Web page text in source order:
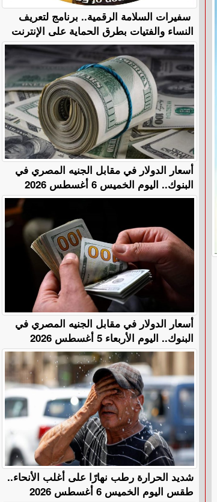
سفيرات السلامة الرقمية.. برنامج لتعريف
النساء والفتيات بطرق الحماية على الإنترنت
أسعار الدولار في مقابل الجنيه المصري في
البنوك.. اليوم الخميس 6 أغسطس 2026
أسعار الدولار في مقابل الجنيه المصري في
البنوك.. اليوم الأربعاء 5 أغسطس 2026
​شديد الحرارة رطب نهارًا على أغلب الأنحاء..
طقس اليوم الخميس 6 أغسطس 2026